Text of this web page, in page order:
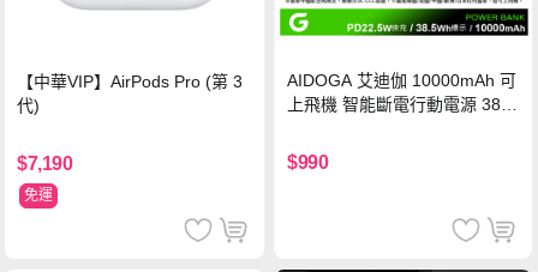
【中華VIP】AirPods Pro (第 3
代)
$7,190
免運
AIDOGA 艾迪伽 10000mAh 可
上飛機 智能斷電行動電源 38.5
灣BSMI/中國CCC/歐美CE/FCC
認證
$990